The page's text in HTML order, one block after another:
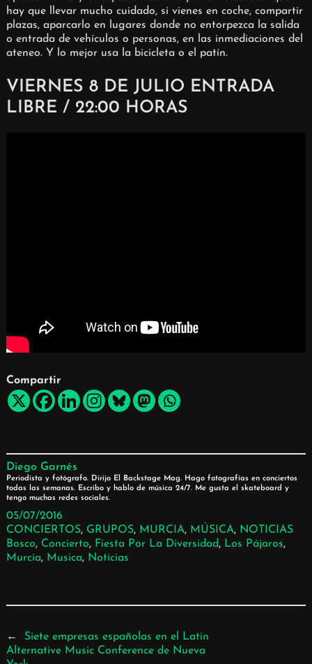
hay que llevar mucho cuidado, si vienes en coche, compartir
plazas, aparcarlo en lugares donde no entorpezca la salida
o entrada de vehículos o personas, en las inmediaciones del
ateneo. Y lo mejor usa la bicicleta o el patín.
VIERNES 8 DE JULIO ENTRADA
LIBRE / 22:00 HORAS
Compartir
Diego Garnés
Periodista y fotógrafo. Dirijo El Backstage Mag. Hago fotografías en conciertos
todas las semanas. Escribo y hablo de música 24/7. Me gusta el skateboard y
tengo muchas redes sociales.
05/07/2016
CONCIERTOS, GRUPOS, MURCIA, MÚSICA, NOTICIAS
Bosco, Concierto, Fiesta Por La Diversidad, Los Pájaros ,
Murcia, Musica, Noticias
←
Siete empresas españolas en el Latin
Alternative Music Conference de Nueva